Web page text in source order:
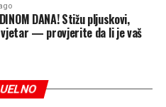
za odluke, SNSD
stranici vodi agresivnu
U najnovijoj objavi,
do rezervoara
i potrošen na nešto
pitanja u stilu:
DANA! Stižu pljuskovi,
— provjerite da li je vaš